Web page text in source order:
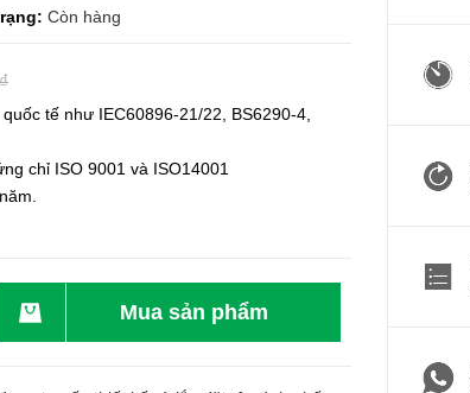
Còn hàng
tế như IEC60896-21/22, BS6290-4,
chỉ ISO 9001 và ISO14001
Mua sản phẩm